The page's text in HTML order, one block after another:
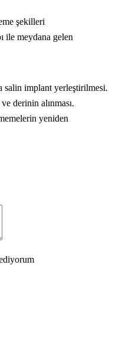
şekilleri
ile meydana gelen
salin implant yerleştirilmesi.
derinin alınması.
yeniden